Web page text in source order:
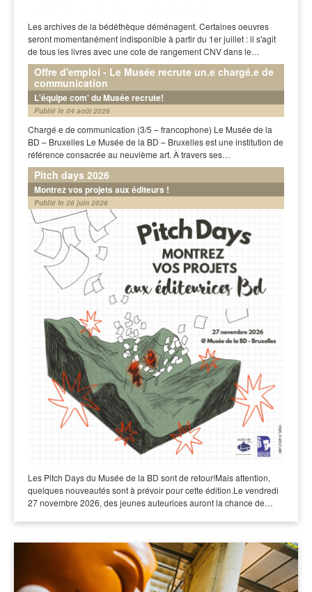
Les archives de la bédéthèque déménagent. Certaines oeuvres
seront momentanément indisponible à partir du 1er juillet : il s'agit
de tous les livres avec une cote de rangement CNV dans le…
Offre d'emploi - Le Musée recrute un.e chargé.e de
communication
L'équipe com' du Musée recrute!
Publié le 04 août 2026
Chargé·e de communication (3/5 – francophone) Le Musée de la
BD – Bruxelles Le Musée de la BD – Bruxelles est une institution de
référence consacrée au neuvième art. À travers ses…
Pitch days 2026
Montrez vos projets aux éditeurs !
Publié le 26 juin 2026
Les Pitch Days du Musée de la BD sont de retour!Mais attention,
quelques nouveautés sont à prévoir pour cette édition.Le vendredi
27 novembre 2026, des jeunes auteurices auront la chance de…